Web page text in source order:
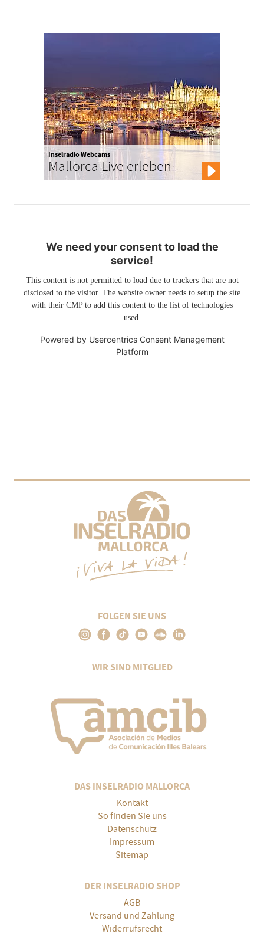
Inselradio Webcams
Mallorca Live erleben
We need your consent to load the
service!
This content is not permitted to load due to trackers that are not
disclosed to the visitor. The website owner needs to setup the site
with their CMP to add this content to the list of technologies
used.
Powered by Usercentrics Consent Management
Platform
FOLGEN SIE UNS
WIR SIND MITGLIED
DAS INSELRADIO MALLORCA
Kontakt
So finden Sie uns
Datenschutz
Impressum
Sitemap
DER INSELRADIO SHOP
AGB
Versand und Zahlung
Widerrufsrecht